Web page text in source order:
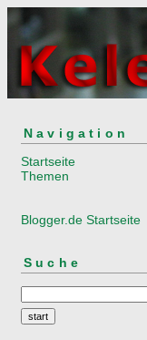
Navigation
Startseite
Themen
Blogger.de Startseite
Suche